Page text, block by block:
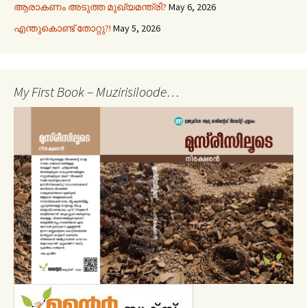
ആരാകണം അടുത്ത മുഖ്യമന്ത്രി? May 6, 2026
എന്തുകൊണ്ട് തോറ്റു?! May 5, 2026
My First Book – Muzirisiloode…